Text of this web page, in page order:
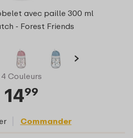
avec paille 300 ml
- Forest Friends
4 Couleurs
1499
Commander